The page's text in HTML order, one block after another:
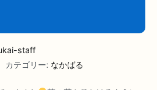
staff
カテゴリー: なかばる